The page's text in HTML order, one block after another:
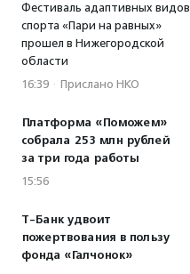
Фестиваль адаптивных видов
спорта «Пари на равных»
прошел в Нижегородской
области
16:39 · Прислано НКО
Платформа «Поможем»
собрала 253 млн рублей
за три года работы
15:56
Т-Банк удвоит
пожертвования в пользу
фонда «Галчонок»